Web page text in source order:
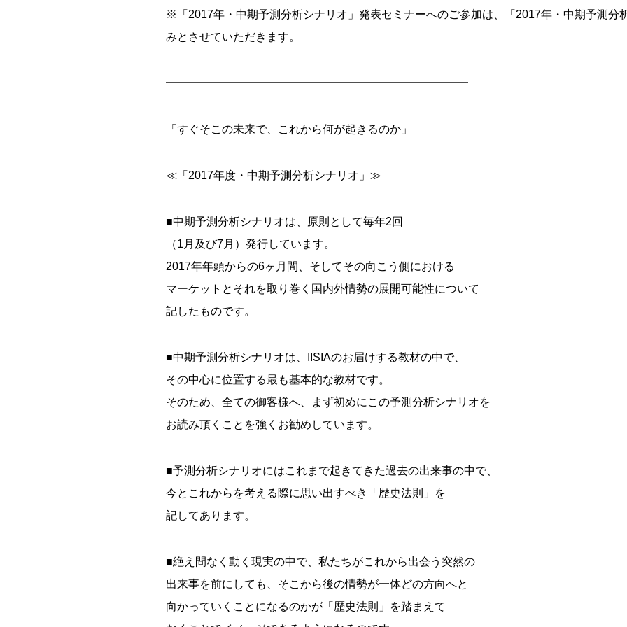
※「2017年・中期予測分析シナリオ」発表セミナーへのご参加は、「2017年・中期予測分
みとさせていただきます。
━━━━━━━━━━━━━━━━━━━━━━━━━━━
「すぐそこの未来で、これから何が起きるのか」
≪「2017年度・中期予測分析シナリオ」≫
■中期予測分析シナリオは、原則として毎年2回
（1月及び7月）発行しています。
2017年年頭からの6ヶ月間、そしてその向こう側における
マーケットとそれを取り巻く国内外情勢の展開可能性について
記したものです。
■中期予測分析シナリオは、IISIAのお届けする教材の中で、
その中心に位置する最も基本的な教材です。
そのため、全ての御客様へ、まず初めにこの予測分析シナリオを
お読み頂くことを強くお勧めしています。
■予測分析シナリオにはこれまで起きてきた過去の出来事の中で、
今とこれからを考える際に思い出すべき「歴史法則」を
記してあります。
■絶え間なく動く現実の中で、私たちがこれから出会う突然の
出来事を前にしても、そこから後の情勢が一体どの方向へと
向かっていくことになるのかが「歴史法則」を踏まえて